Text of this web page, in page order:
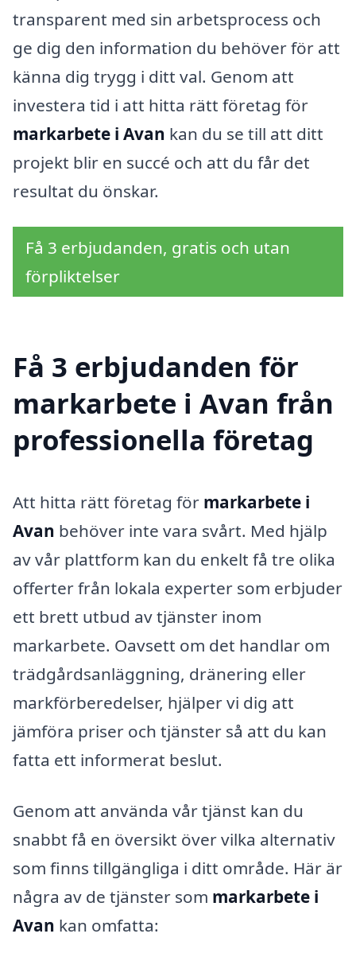
transparent med sin arbetsprocess och
ge dig den information du behöver för att
känna dig trygg i ditt val. Genom att
investera tid i att hitta rätt företag för
markarbete i Avan kan du se till att ditt
projekt blir en succé och att du får det
resultat du önskar.
Få 3 erbjudanden, gratis och utan
förpliktelser
Få 3 erbjudanden för
markarbete i Avan från
professionella företag
Att hitta rätt företag för markarbete i
Avan behöver inte vara svårt. Med hjälp
av vår plattform kan du enkelt få tre olika
offerter från lokala experter som erbjuder
ett brett utbud av tjänster inom
markarbete. Oavsett om det handlar om
trädgårdsanläggning, dränering eller
markförberedelser, hjälper vi dig att
jämföra priser och tjänster så att du kan
fatta ett informerat beslut.
Genom att använda vår tjänst kan du
snabbt få en översikt över vilka alternativ
som finns tillgängliga i ditt område. Här är
några av de tjänster som markarbete i
Avan kan omfatta: